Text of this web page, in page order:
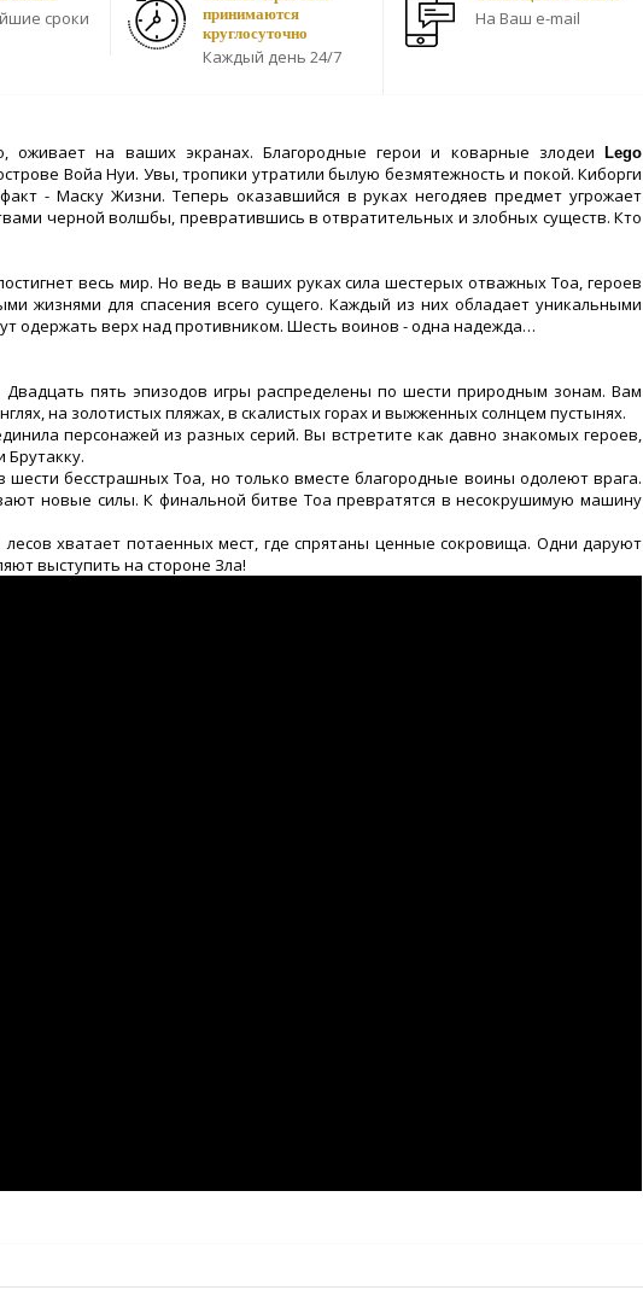
сроки
принимаются
круглосуточно
Каждый день 24/7
На Ваш e-mail
оживает на ваших экранах. Благородные герои и коварные злодеи Lego
Войа Нуи. Увы, тропики утратили былую безмятежность и покой. Киборги
- Маску Жизни. Теперь оказавшийся в руках негодяев предмет угрожает
черной волшбы, превратившись в отвратительных и злобных существ. Кто
весь мир. Но ведь в ваших руках сила шестерых отважных Тоа, героев
жизнями для спасения всего сущего. Каждый из них обладает уникальными
одержать верх над противником. Шесть воинов - одна надежда…
пять эпизодов игры распределены по шести природным зонам. Вам
на золотистых пляжах, в скалистых горах и выжженных солнцем пустынях.
персонажей из разных серий. Вы встретите как давно знакомых героев,
бесстрашных Тоа, но только вместе благородные воины одолеют врага.
новые силы. К финальной битве Тоа превратятся в несокрушимую машину
лесов хватает потаенных мест, где спрятаны ценные сокровища. Одни даруют
выступить на стороне Зла!